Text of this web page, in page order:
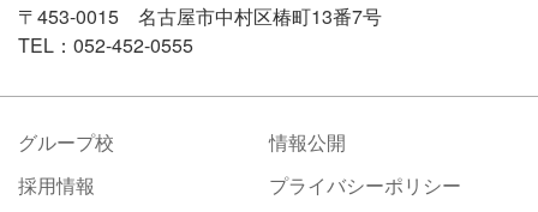
〒453-0015 名古屋市中村区椿町13番7号
TEL：052-452-0555
グループ校
情報公開
採用情報
プライバシーポリシー